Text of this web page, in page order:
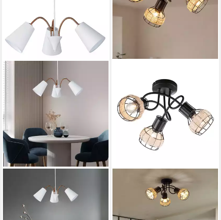
Deckenleuchte, Leuchtmittel
nicht inklusive, Pendelleuchte
mit flexiblen Lampenschirmen
FISCHER & HONSEL
Deckenleuchte, Leuchtmittel
nicht inklusive, Deckenstrahler
Deckenleuchte Spotlampe